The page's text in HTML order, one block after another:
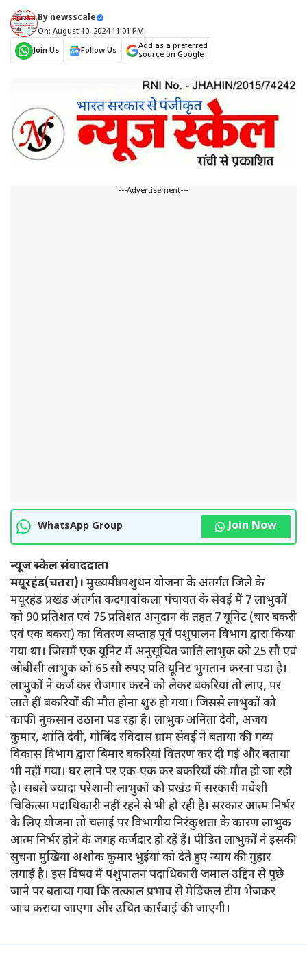
By newsscale
On: August 10, 2024 11:01 PM
Join Us
Follow Us
Add as a preferred
source on Google
---Advertisement---
WhatsApp Group Join Now
न्यूज स्केल संवाददाता
मयूरहंड(चतरा)। मुख्यमंत्री पशुधन योजना के अंतर्गत जिले के
मयूरहंड प्रखंड अंतर्गत कदगावांकला पंचायत के सेवई में 7 लाभुकों
को 90 प्रतिशत एवं 75 प्रतिशत अनुदान के तहत 7 यूनिट (चार बकरी
एवं एक बकरा) का वितरण सप्ताह पूर्व पशुपालन विभाग द्वारा किया
गया था। जिसमें एक यूनिट में अनुसूचित जाति लाभुक को 25 सौ एवं
ओबीसी लाभुक को 65 सौ रुपए प्रति यूनिट भुगतान करना पडा है।
लाभुकों ने कर्ज कर रोजगार करने को लेकर बकरियां तो लाए, पर
लाते हीं बकरियों की मौत होना शुरु हो गया। जिससे लाभुकों को
काफी नुकसान उठाना पड रहा है। लाभुक अनिता देवी, अजय
कुमार, शांति देवी, गोबिंद रविदास ग्राम सेवई ने बताया की गव्य
विकास विभाग द्वारा बिमार बकरियां वितरण कर दी गई और बताया
भी नहीं गया। घर लाने पर एक-एक कर बकरियों की मौत हो जा रही
है। सबसे ज्यादा परेशानी लाभुकों को प्रखंड में सरकारी मवेशी
चिकित्सा पदाधिकारी नहीं रहने से भी हो रही है। सरकार आत्म निर्भर
के लिए योजना तो चलाई पर विभागीय निरंकुशता के कारण लाभुक
आत्म निर्भर होने के जगह कर्जदार हो रहें हैं। पीडित लाभुकों ने इसकी
सुचना मुखिया अशोक कुमार भुईयां को देते हुए न्याय की गुहार
लगाई है। इस विषय में पशुपालन पदाधिकारी जमाल उद्दिन से पुछे
जाने पर बताया गया कि तत्काल प्रभाव से मेडिकल टीम भेजकर
जांच कराया जाएगा और उचित कार्रवाई की जाएगी।